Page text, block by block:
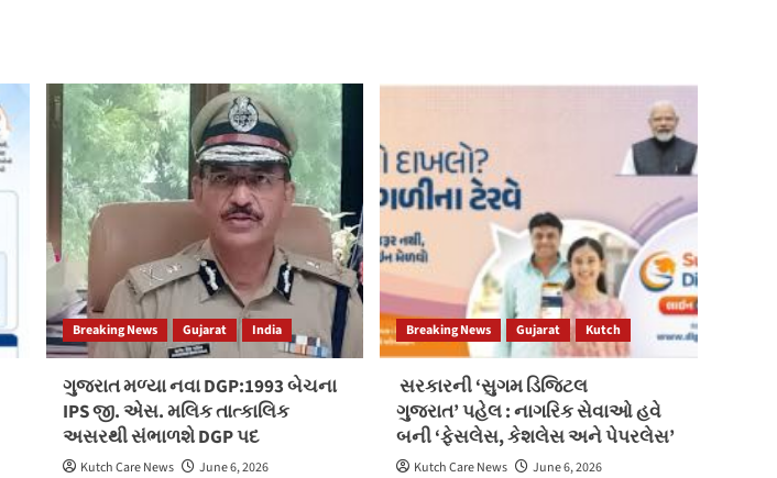
Breaking News Gujarat India
ગુજરાત મળ્યા નવા DGP:1993 બેચના
IPS જી. એસ. મલિક તાત્કાલિક
અસરથી સંભાળશે DGP પદ
Kutch Care News
June 6, 2026
Breaking News Gujarat Kutch
સરકારની ‘સુગમ ડિજિટલ
ગુજરાત’ પહેલ : નાગરિક સેવાઓ હવે
બની ‘ફેસલેસ, કેશલેસ અને પેપરલેસ’
Kutch Care News
June 6, 2026